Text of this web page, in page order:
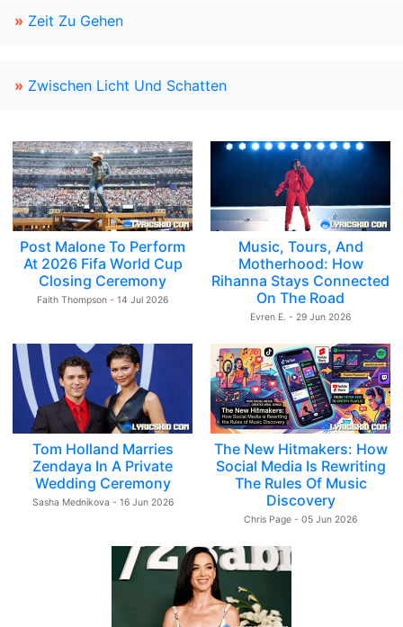
» Zeit Zu Gehen
» Zwischen Licht Und Schatten
Post Malone To Perform
At 2026 Fifa World Cup
Closing Ceremony
Faith Thompson - 14 Jul 2026
Music, Tours, And
Motherhood: How
Rihanna Stays Connected
On The Road
Evren E. - 29 Jun 2026
Tom Holland Marries
Zendaya In A Private
Wedding Ceremony
Sasha Mednikova - 16 Jun 2026
The New Hitmakers: How
Social Media Is Rewriting
The Rules Of Music
Discovery
Chris Page - 05 Jun 2026